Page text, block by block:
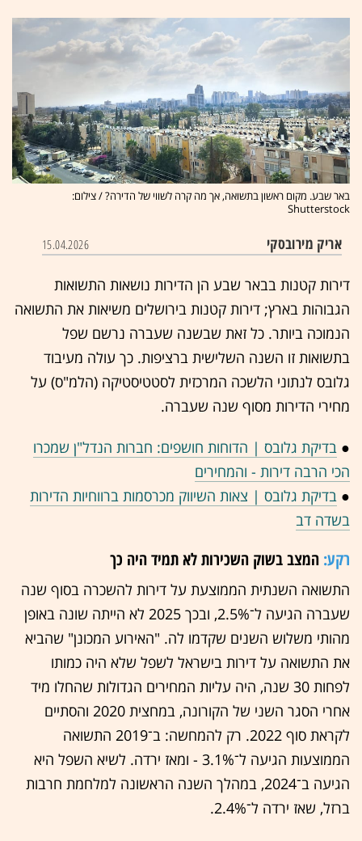
באר שבע. מקום ראשון בתשואה, אך מה קרה לשווי של הדירה? / צילום:
Shutterstock
אריק מירובסקי 15.04.2026
דירות קטנות בבאר שבע הן הדירות נושאות התשואות
הגבוהות בארץ; דירות קטנות בירושלים משיאות את התשואה
הנמוכה ביותר. כל זאת שבשנה שעברה נרשם שפל
בתשואות זו השנה השלישית ברציפות. כך עולה מעיבוד
גלובס לנתוני הלשכה המרכזית לסטטיסטיקה (הלמ"ס) על
מחירי הדירות מסוף שנה שעברה.
● בדיקת גלובס | הדוחות חושפים: חברות הנדל"ן שמכרו
הכי הרבה דירות - והמחירים
● בדיקת גלובס | צאות השיווק מכרסמות ברווחיות הדירות
בשדה דב
רקע: המצב בשוק השכירות לא תמיד היה כך
התשואה השנתית הממוצעת על דירות להשכרה בסוף שנה
שעברה הגיעה ל־2.5%, ובכך 2025 לא הייתה שונה באופן
מהותי משלוש השנים שקדמו לה. "האירוע המכונן" שהביא
את התשואה על דירות בישראל לשפל שלא היה כמותו
לפחות 30 שנה, היה עליות המחירים הגדולות שהחלו מיד
אחרי הסגר השני של הקורונה, במחצית 2020 והסתיים
לקראת סוף 2022. רק להמחשה: ב־2019 התשואה
הממוצעות הגיעה ל־3.1% - ומאז ירדה. לשיא השפל היא
הגיעה ב־2024, במהלך השנה הראשונה למלחמת חרבות
ברזל, שאז ירדה ל־2.4%.